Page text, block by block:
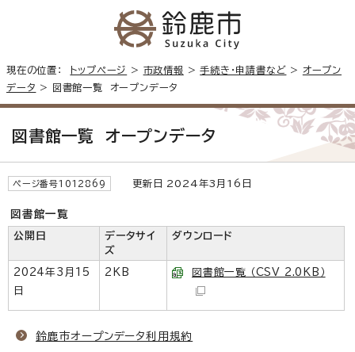
現在の位置： トップページ > 市政情報 >手続き・申請書など > オープン
データ > 図書館一覧 オープンデータ
図書館一覧 オープンデータ
ページ番号1012869 更新日 2024年3月16日
図書館一覧
公開日
データサイ
ズ
ダウンロード
2024年3月15
日
2KB 図書館一覧 （CSV 2.0KB）
鈴鹿市オープンデータ利用規約